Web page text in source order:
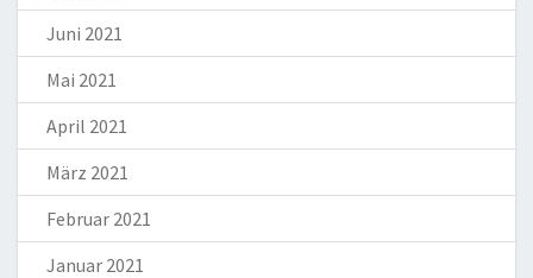
Juni 2021
Mai 2021
April 2021
März 2021
Februar 2021
Januar 2021